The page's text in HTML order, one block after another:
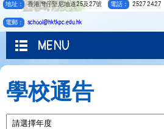
地址： 香港灣仔堅尼地道25及27號 電話： 2527 2427
電郵： school@hktkpc.edu.hk
MENU
學校通告